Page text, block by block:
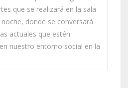
que se realizará en la sala
donde se conversará
actuales que estén
nuestro entorno social en la